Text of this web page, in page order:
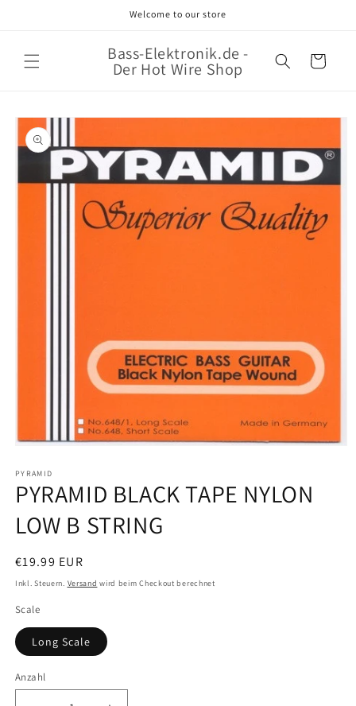
Welcome to our store
Bass-Elektronik.de -
Der Hot Wire Shop Warenkorb
in
Modal
öffnen
PYRAMID
PYRAMID BLACK TAPE NYLON
LOW B STRING
Normaler
Preis
€19.99 EUR
Inkl. Steuern. Versand wird beim Checkout berechnet
Scale
Long Scale
Anzahl